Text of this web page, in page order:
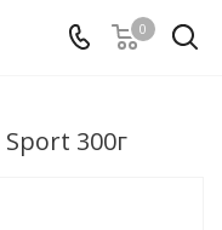
0
300г